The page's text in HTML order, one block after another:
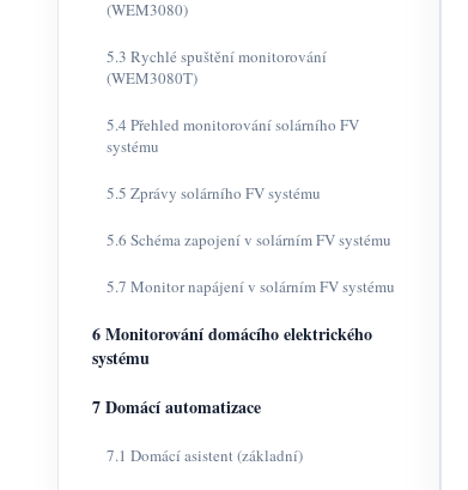
(WEM3080)
5.3 Rychlé spuštění monitorování
(WEM3080T)
5.4 Přehled monitorování solárního FV
systému
5.5 Zprávy solárního FV systému
5.6 Schéma zapojení v solárním FV systému
5.7 Monitor napájení v solárním FV systému
6 Monitorování domácího elektrického
systému
7 Domácí automatizace
7.1 Domácí asistent (základní)